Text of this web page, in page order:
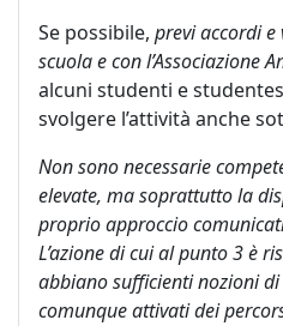
Se possibile, previ accordi
scuola e con l’Associazione
alcuni studenti e
svolgere l’attività anche
Non sono necessarie
elevate, ma soprattutto la
proprio approccio
L’azione di cui al punto 3 è
abbiano sufficienti nozioni
comunque attivati dei